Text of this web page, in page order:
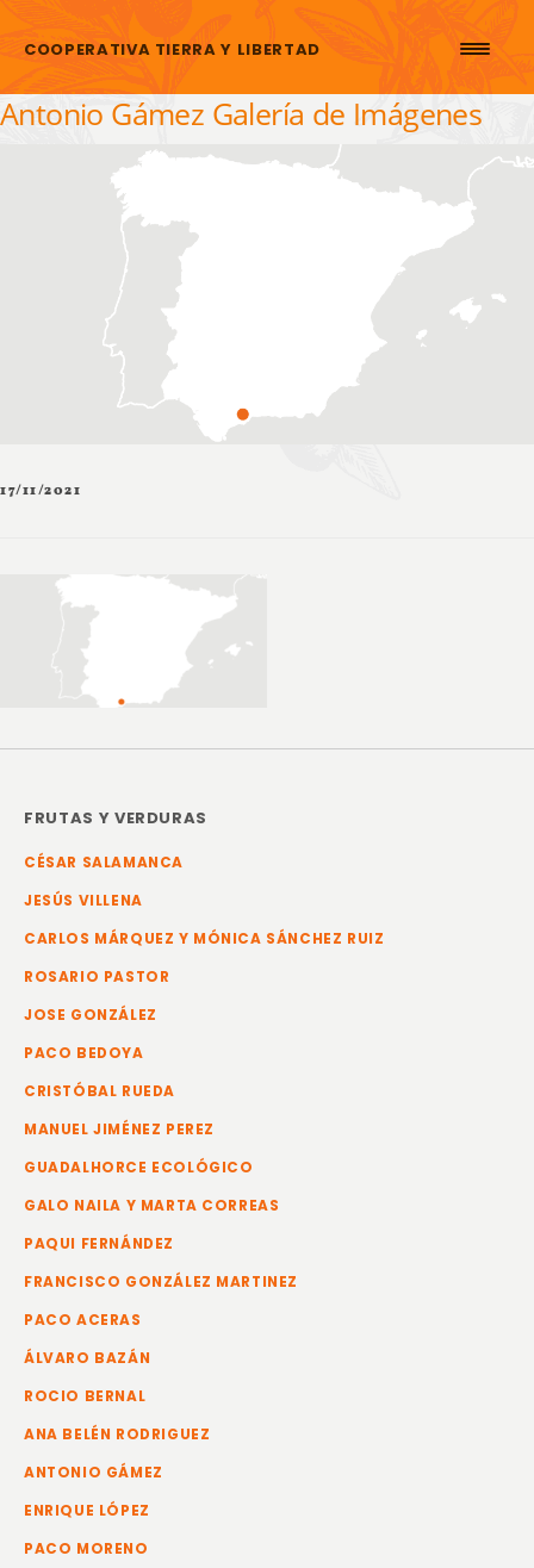
COOPERATIVA TIERRA Y LIBERTAD
Antonio Gámez Galería de Imágenes
17/11/2021
FRUTAS Y VERDURAS
CÉSAR SALAMANCA
JESÚS VILLENA
CARLOS MÁRQUEZ Y MÓNICA SÁNCHEZ RUIZ
ROSARIO PASTOR
JOSE GONZÁLEZ
PACO BEDOYA
CRISTÓBAL RUEDA
MANUEL JIMÉNEZ PEREZ
GUADALHORCE ECOLÓGICO
GALO NAILA Y MARTA CORREAS
PAQUI FERNÁNDEZ
FRANCISCO GONZÁLEZ MARTINEZ
PACO ACERAS
ÁLVARO BAZÁN
ROCIO BERNAL
ANA BELÉN RODRIGUEZ
ANTONIO GÁMEZ
ENRIQUE LÓPEZ
PACO MORENO